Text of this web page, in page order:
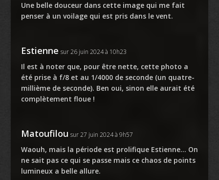
Une belle douceur dans cette image qui me fait
penser à un voilage qui est pris dans le vent.
Estienne sur 26 juin 2024 à 10h23
Il est à noter que, pour être nette, cette photo a
été prise à f/8 et au 1/4000 de seconde (un quatre-
millième de seconde). Ben oui, sinon elle aurait été
complètement floue !
Matoufilou sur 27 juin 2024 à 9h57
Waouh, mais la période est prolifique Estienne… On
ne sait pas ce qui se passe mais ce chaos de points
lumineux a belle allure.